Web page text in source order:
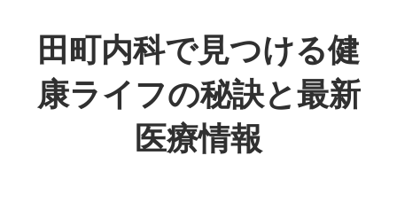
ン
テ
ン
ツ
田町内科で見つける健
康ライフの秘訣と最新
医療情報